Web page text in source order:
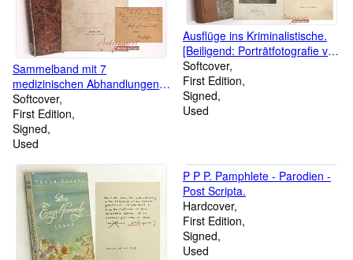
Sammelband mit 7
medizinischen Abhandlungen,
1856-1859, beginnend mit: 1)
Zeis, Eduard. Ueber die
Fractur des processus
coronoideus ulnae und über
hervorgehende Luxation des
oberen Endes des radius. Als
Manuscript gedruckt. 22 SS.
Softcover
First Edition
Signed
Used
Ausflüge ins Kriminalistische.
[Beiligend: Porträtfotografie von
Lindau mit eigenh. Widmung].
Softcover
First Edition
Signed
Used
P P P. Pamphlete - Parodien -
Post Scripta.
Hardcover
First Edition
Signed
Used